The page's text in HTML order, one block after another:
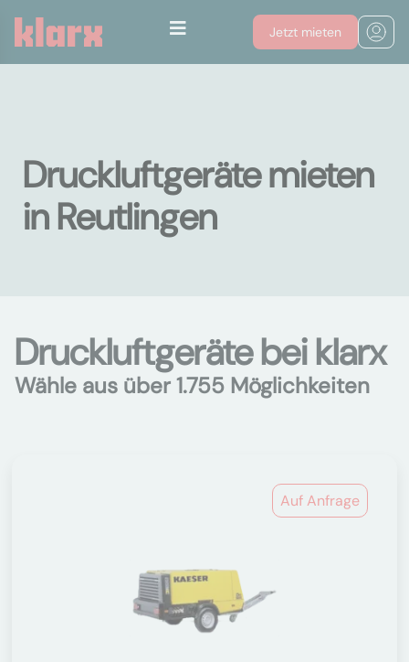
Jetzt mieten
Druckluftgeräte mieten
in Reutlingen
Druckluftgeräte bei klarx
Wähle aus über 1.755 Möglichkeiten
Auf Anfrage